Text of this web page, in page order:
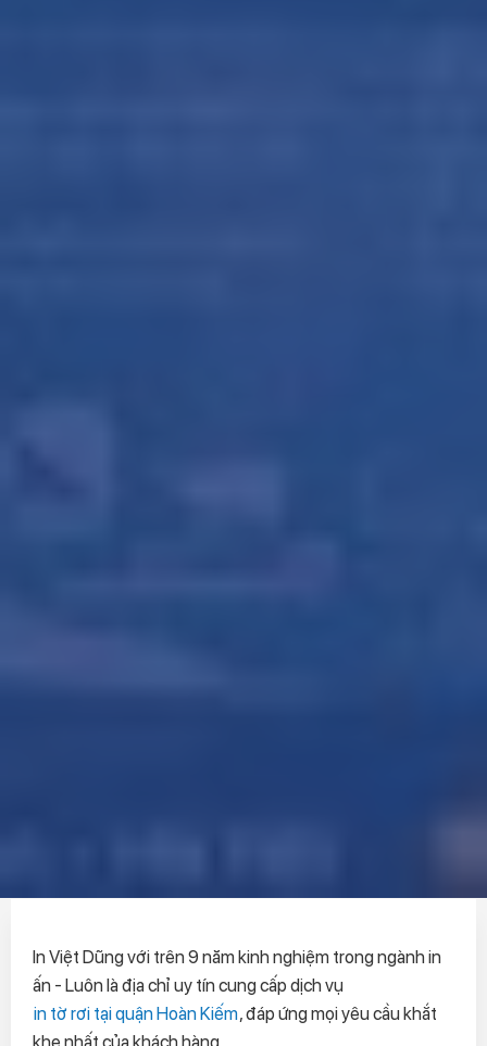
In Việt Dũng với trên 9 năm kinh nghiệm trong ngành in
ấn - Luôn là địa chỉ uy tín cung cấp dịch vụ
in tờ rơi tại quận Hoàn Kiếm, đáp ứng mọi yêu cầu khắt
khe nhất của khách hàng.